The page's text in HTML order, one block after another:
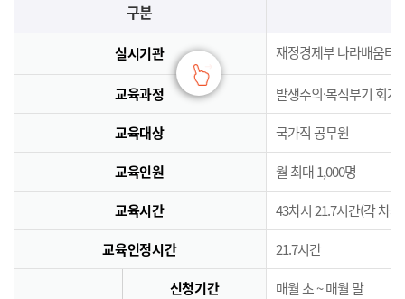
구분
실시기관 재정경제부 나라배움터(
교육과정 발생주의·복식부기 회계
교육대상 국가직 공무원
교육인원 월 최대 1,000명
교육시간 43차시 21.7시간(각 차
교육인정시간 21.7시간
신청기간 매월 초 ~ 매월 말